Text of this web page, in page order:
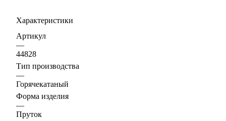
Характеристики
Артикул
—
44828
Тип производства
—
Горячекатаный
Форма изделия
—
Пруток